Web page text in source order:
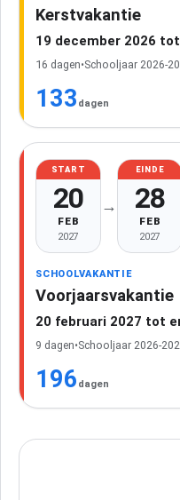
Kerstvakantie
19 december 2026
16 dagen•Schooljaar 2026-
133 dagen
START
20
FEB
2027
→
EINDE
28
FEB
2027
SCHOOLVAKANTIE
Voorjaarsvakantie
20 februari 2027 tot
9 dagen•Schooljaar 2026-
196 dagen